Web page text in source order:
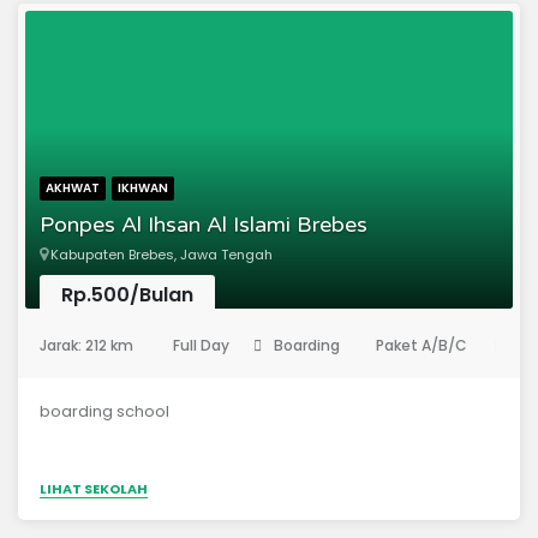
AKHWAT IKHWAN
Ponpes Al Ihsan Al Islami Brebes
Kabupaten Brebes, Jawa Tengah
Rp.500/Bulan
Jarak: 212 km Full Day Boarding Paket A/B/C
boarding school
LIHAT SEKOLAH